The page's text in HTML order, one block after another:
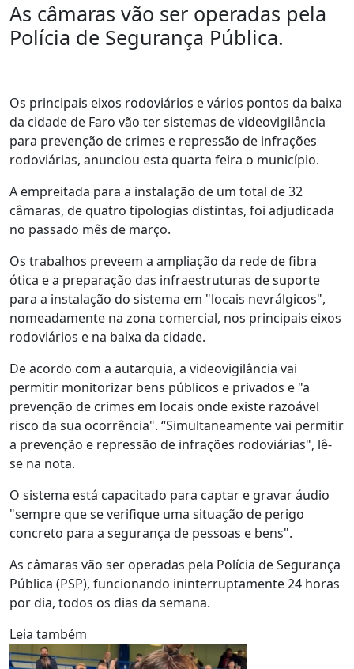
As câmaras vão ser operadas pela
Polícia de Segurança Pública.
Os principais eixos rodoviários e vários pontos da baixa
da cidade de Faro vão ter sistemas de videovigilância
para prevenção de crimes e repressão de infrações
rodoviárias, anunciou esta quarta feira o município.
A empreitada para a instalação de um total de 32
câmaras, de quatro tipologias distintas, foi adjudicada
no passado mês de março.
Os trabalhos preveem a ampliação da rede de fibra
ótica e a preparação das infraestruturas de suporte
para a instalação do sistema em "locais nevrálgicos",
nomeadamente na zona comercial, nos principais eixos
rodoviários e na baixa da cidade.
De acordo com a autarquia, a videovigilância vai
permitir monitorizar bens públicos e privados e "a
prevenção de crimes em locais onde existe razoável
risco da sua ocorrência". “Simultaneamente vai permitir
a prevenção e repressão de infrações rodoviárias", lê-
se na nota.
O sistema está capacitado para captar e gravar áudio
"sempre que se verifique uma situação de perigo
concreto para a segurança de pessoas e bens".
As câmaras vão ser operadas pela Polícia de Segurança
Pública (PSP), funcionando ininterruptamente 24 horas
por dia, todos os dias da semana.
Leia também